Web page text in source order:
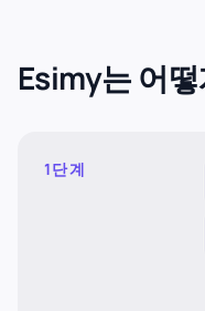
Esimy는 어
1단계